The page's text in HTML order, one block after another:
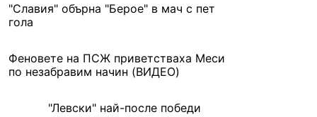
"Славия" обърна "Берое" в мач с пет
гола
Феновете на ПСЖ приветстваха Меси
по незабравим начин (ВИДЕО)
"Левски" най-после победи